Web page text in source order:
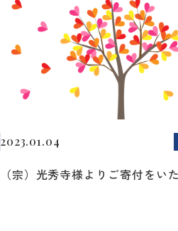
2023.01.04
（宗）光秀寺様よりご寄付をい